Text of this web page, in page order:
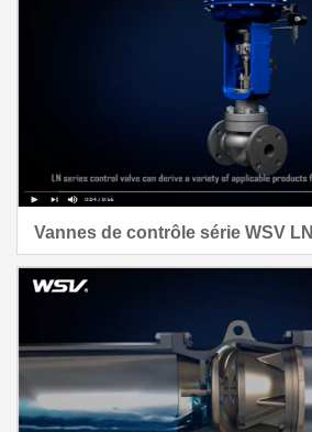
Vannes de contrôle série WSV LN